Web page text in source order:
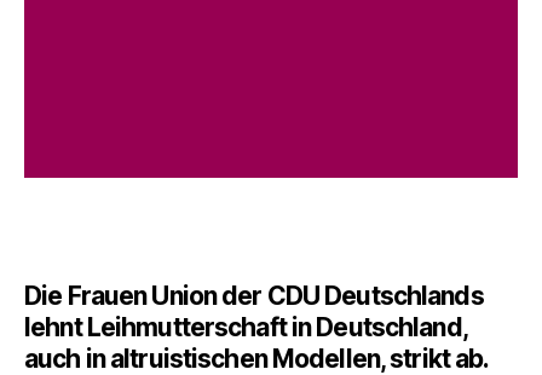
Die Frauen Union der CDU Deutschlands
lehnt Leihmutterschaft in Deutschland,
auch in altruistischen Modellen, strikt ab.